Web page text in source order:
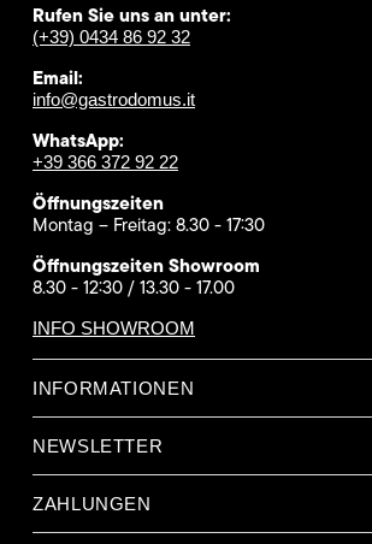
Rufen Sie uns an unter:
(+39) 0434 86 92 32
Email:
info@gastrodomus.it
WhatsApp:
+39 366 372 92 22
Öffnungszeiten
Montag – Freitag: 8.30 - 17:30
Öffnungszeiten Showroom
8.30 - 12:30 / 13.30 - 17.00
INFO SHOWROOM
INFORMATIONEN
NEWSLETTER
ZAHLUNGEN